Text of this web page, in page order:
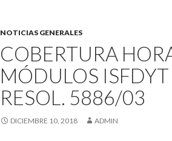
NOTICIAS GENERALES
COBERTURA
MÓDULOS ISFDYT
RESOL. 5886/03
DICIEMBRE 10, 2018 ADMIN